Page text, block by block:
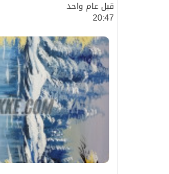
قبل عام واحد
20:47